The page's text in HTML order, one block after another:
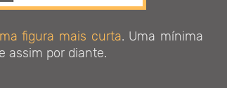
figura mais curta. Uma mínima
assim por diante.